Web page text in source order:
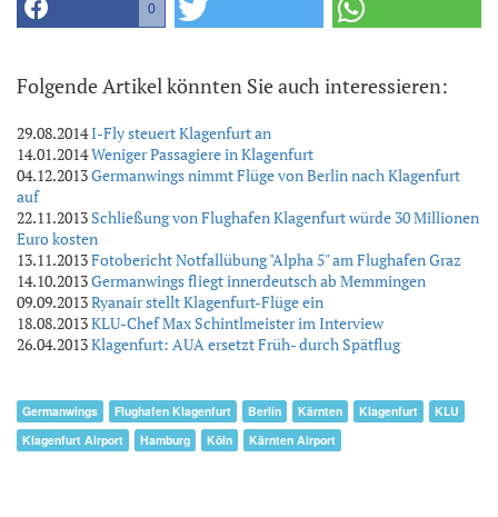
0
Folgende Artikel könnten Sie auch interessieren:
29.08.2014I-Fly steuert Klagenfurt an
14.01.2014Weniger Passagiere in Klagenfurt
04.12.2013Germanwings nimmt Flüge von Berlin nach Klagenfurt
auf
22.11.2013 Schließung von Flughafen Klagenfurt würde 30 Millionen
Euro kosten
13.11.2013Fotobericht Notfallübung "Alpha 5" am Flughafen Graz
14.10.2013Germanwings fliegt innerdeutsch ab Memmingen
09.09.2013Ryanair stellt Klagenfurt-Flüge ein
18.08.2013KLU-Chef Max Schintlmeister im Interview
26.04.2013Klagenfurt: AUA ersetzt Früh- durch Spätflug
Germanwings Flughafen Klagenfurt Berlin Kärnten Klagenfurt
KLU
Klagenfurt Airport
Hamburg Köln Kärnten Airport